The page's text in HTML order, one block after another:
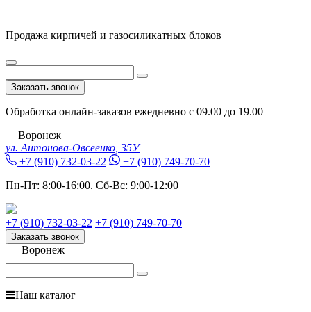
Продажа кирпичей и газосиликатных блоков
Заказать звонок
Обработка онлайн-заказов ежедневно с 09.00 до 19.00
Воронеж
ул. Антонова-Овсеенко, 35У
+7 (910) 732-03-22
+7 (910) 749-70-70
Пн-Пт: 8:00-16:00. Сб-Вс: 9:00-12:00
+7 (910) 732-03-22 +7 (910) 749-70-70
Заказать звонок
Воронеж
Наш каталог